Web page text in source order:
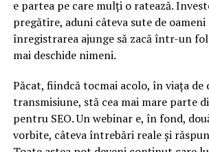
conjuncturală.
Huliganismul nu
căuta în Parlament,
dacă prin absurd
existat o
Florin Roman ar fi
e partea pe care mulți o ratează.
pregătire, aduni câteva sute de
înregistrarea ajunge să zacă într-un
mai deschide nimeni.
Păcat, fiindcă tocmai acolo, în viața de
transmisiune, stă cea mai mare parte
pentru SEO. Un webinar e, în fond,
vorbite, câteva întrebări reale și